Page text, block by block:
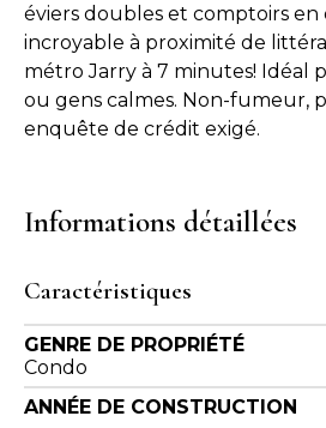
éviers doubles et comptoirs
incroyable à proximité de
métro Jarry à 7 minutes! Idéal
ou gens calmes. Non-fumeur,
enquête de crédit exigé.
Informations détaillées
Caractéristiques
GENRE DE PROPRIÉTÉ
Condo
ANNÉE DE CONSTRUCTION